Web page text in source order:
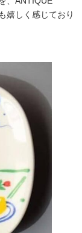
嬉しく感じており